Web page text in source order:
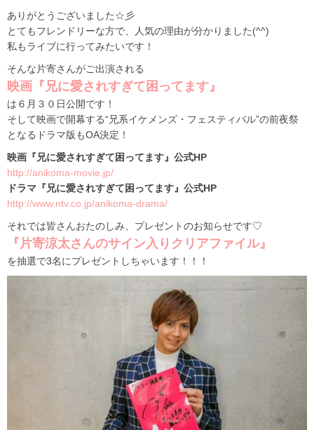
ありがとうございました☆彡
とてもフレンドリーな方で、人気の理由が分かりました(^^)
私もライブに行ってみたいです！
そんな片寄さんがご出演される
映画『兄に愛されすぎて困ってます』
は６月３０日公開です！
そして映画で開幕する“兄系イケメンズ・フェスティバル”の前夜祭
となるドラマ版もOA決定！
映画『兄に愛されすぎて困ってます』公式HP
http://anikoma-movie.jp/
ドラマ『兄に愛されすぎて困ってます』公式HP
http://www.ntv.co.jp/anikoma-drama/
それでは皆さんおたのしみ、プレゼントのお知らせです♡
『片寄涼太さんのサイン入りクリアファイル』
を抽選で3名にプレゼントしちゃいます！！！